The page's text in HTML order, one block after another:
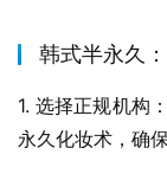
韩式半永久
1. 选择正规机构
永久化妆术，确